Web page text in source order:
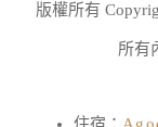
版權所有
所有